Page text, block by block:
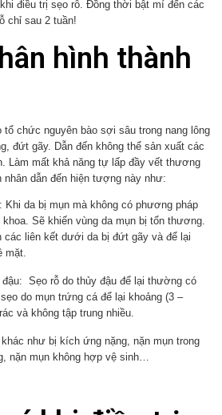
điều trị sẹo rỗ. Đồng thời bật mí đến các
chỉ sau 2 tuần!
hình thành
chức nguyên bào sợi sâu trong nang lông
đứt gãy. Dẫn đến không thể sản xuất các
Làm mất khả năng tự lấp đầy vết thương
dẫn đến hiện tượng này như:
Khi da bị mụn mà không có phương pháp
Sẽ khiến vùng da mụn bị tổn thương.
các liên kết dưới da bị đứt gãy và để lại
mặt.
Sẹo rỗ do thủy đậu để lại thường có
do mụn trứng cá để lại khoảng (3 –
và không tập trung nhiều.
như bị kích ứng nặng, nặn mụn trong
nặn mụn không hợp vệ sinh…